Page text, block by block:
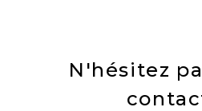
N'hésitez